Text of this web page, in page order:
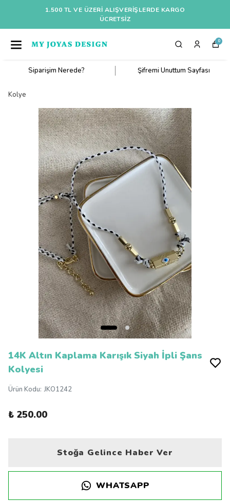
1.500 TL VE ÜZERI ALIŞVERIŞLERDE KARGO
ÜCRETSİZ
0
Siparişim Nerede? Şifremi Unuttum Sayfası
Kolye
14K Altın Kaplama Karışık Siyah İpli Şans
Kolyesi
Ürün Kodu: JKO1242
₺ 250.00
Stoğa Gelince Haber Ver
WHATSAPP